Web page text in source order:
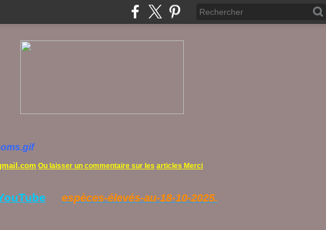
Ou laisser un commentaire sur les articles Merci
espèces-élevés-au-18-10-2025.